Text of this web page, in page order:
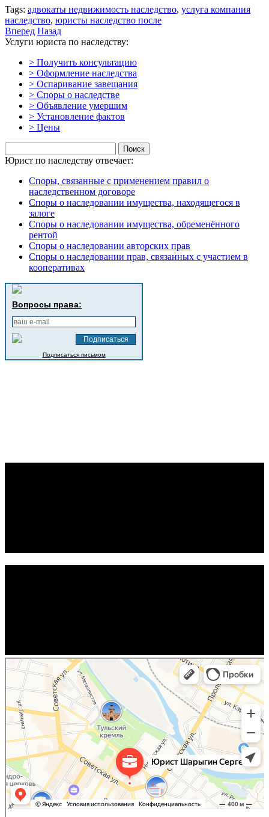
Tags: адвокаты недвижимость наследство, услуга компания
наследство, юристы наследство после
Вперед Назад
Услуги юриста по наследству:
> Получить консультацию
> Оформление наследства
> Оспаривание завещания
> Споры о наследстве
> Объявление умершим
> Установление фактов
> Цены
Юрист по наследству отвечает:
Споры, связанные с применением правил о
наследственном договоре
Споры о наследовании имущества, находящегося в
залоге
Споры о наследовании имущества, обременённого
рентой
Споры о наследовании авторских прав
Споры о наследовании прав, связанных с участием в
кооперативах
Вопросы права:
Подписаться письмом
Юрист Шарыгин Сергей
Юридические услуги в Туле